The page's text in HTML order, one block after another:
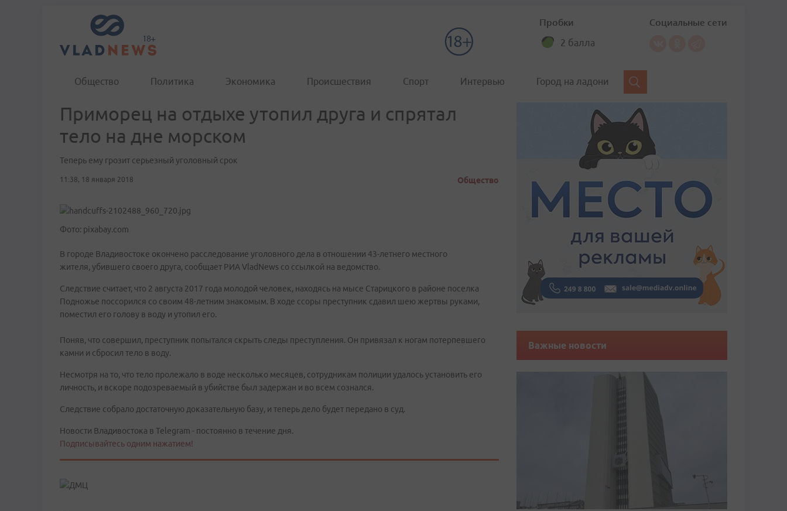
Пробки
2 балла
Социальные сети
Общество Политика Экономика Происшествия Спорт Интервью Город на ладони
Приморец на отдыхе утопил друга и спрятал
тело на дне морском
Теперь ему грозит серьезный уголовный срок
11:38, 18 января 2018 Общество
Фото: pixabay.com
В городе Владивостоке окончено расследование уголовного дела в отношении 43-летнего местного
жителя, убившего своего друга, сообщает РИА VladNews со ссылкой на ведомство.
Следствие считает, что 2 августа 2017 года молодой человек, находясь на мысе Старицкого в районе поселка
Подножье поссорился со своим 48-летним знакомым. В ходе ссоры преступник сдавил шею жертвы руками,
поместил его голову в воду и утопил его.
Поняв, что совершил, преступник попытался скрыть следы преступления. Он привязал к ногам потерпевшего
камни и сбросил тело в воду.
Несмотря на то, что тело пролежало в воде несколько месяцев, сотрудникам полиции удалось установить его
личность, и вскоре подозреваемый в убийстве был задержан и во всем сознался.
Следствие собрало достаточную доказательную базу, и теперь дело будет передано в суд.
Новости Владивостока в Telegram - постоянно в течение дня.
Подписывайтесь одним нажатием!
Важные новости